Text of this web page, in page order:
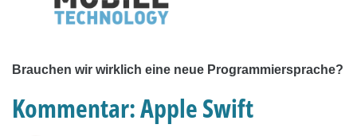
Brauchen wir wirklich eine neue Programmiersprache?
Kommentar: Apple Swift